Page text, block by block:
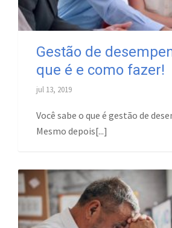
Gestão de
que é e como fazer!
jul 13, 2019
Você sabe o que é gestão de
Mesmo depois[...]